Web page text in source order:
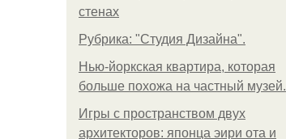
стенах
Рубрика: "Студия Дизайна".
Нью-йоркская квартира, которая
больше похожа на частный музей.
Игры с пространством двух
архитекторов: японца эири ота и